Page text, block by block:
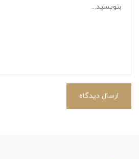
ارسال دیدگاه